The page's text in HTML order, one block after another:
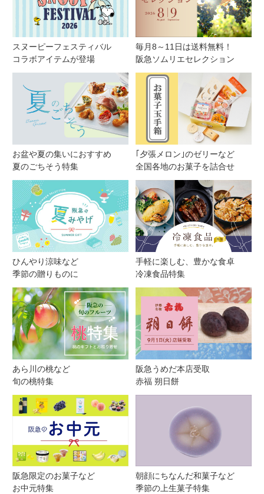
スヌーピーフェスティバル
コラボアイテムが登場
毎月8～11日は送料無料！
阪急ソムリエセレクション
お盆や夏の集いにおすすめ
夏のごちそう特集
｢夕張メロン｣のゼリーなど
全国各地のお菓子を詰合せ
ひんやり涼味など
季節の贈りものに
手軽に楽しむ、豊かな食卓
冷凍食品特集
あら川の桃など
旬の桃特集
阪急うめだ本店受取
赤福 朔日餅
阪急限定のお菓子など
お中元特集
朝顔にちなんだ和菓子など
季節の上生菓子特集